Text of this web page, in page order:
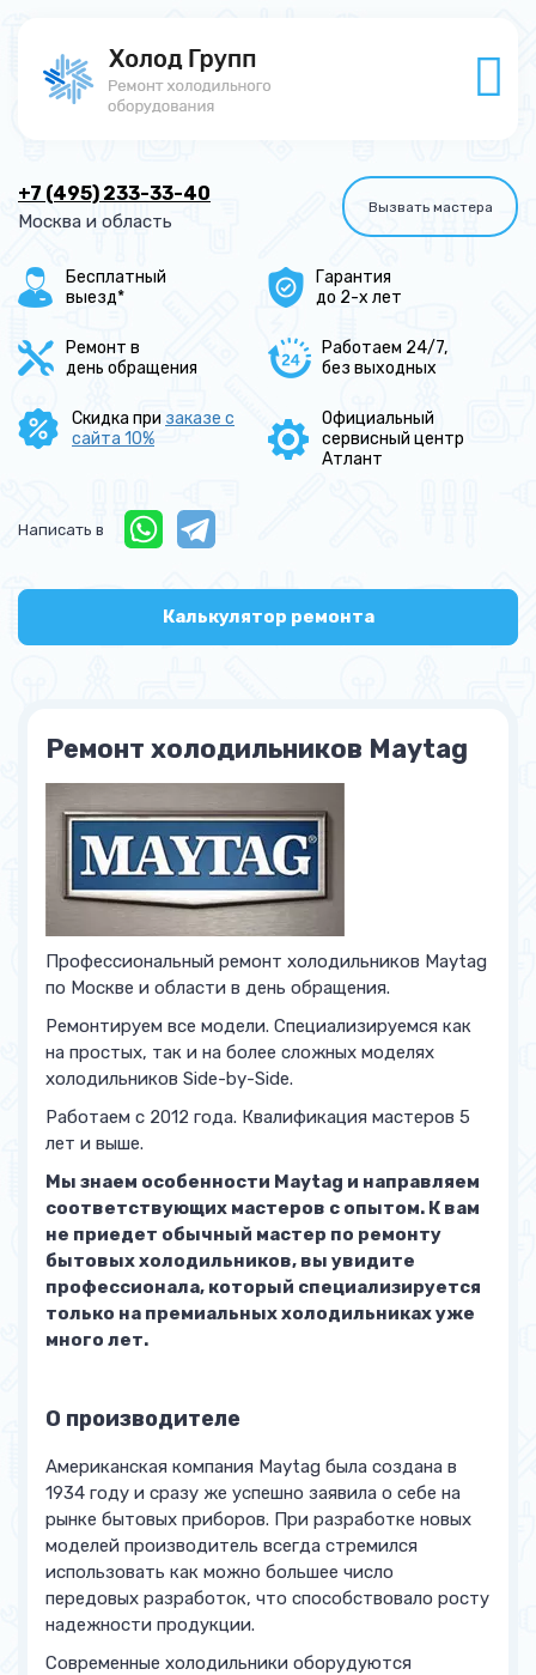
+7 (495) 233-33-40
Москва и область
Вызвать мастера
Бесплатный
выезд*
Гарантия
до 2-х лет
Ремонт в
день обращения
Работаем 24/7,
без выходных
Скидка при заказе с
сайта 10%
Официальный
сервисный центр
Атлант
Написать в
Калькулятор ремонта
Ремонт холодильников Maytag
Профессиональный ремонт холодильников Maytag
по Москве и области в день обращения.
Ремонтируем все модели. Специализируемся как
на простых, так и на более сложных моделях
холодильников Side-by-Side.
Работаем с 2012 года. Квалификация мастеров 5
лет и выше.
Мы знаем особенности Maytag и направляем
соответствующих мастеров с опытом. К вам
не приедет обычный мастер по ремонту
бытовых холодильников, вы увидите
профессионала, который специализируется
только на премиальных холодильниках уже
много лет.
О производителе
Американская компания Maytag была создана в
1934 году и сразу же успешно заявила о себе на
рынке бытовых приборов. При разработке новых
моделей производитель всегда стремился
использовать как можно большее число
передовых разработок, что способствовало росту
надежности продукции.
Современные холодильники оборудуются